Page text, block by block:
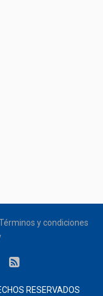
y condiciones
RESERVADOS